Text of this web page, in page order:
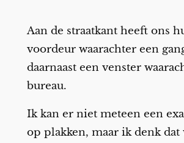
Aan de straatkant heeft ons
voordeur waarachter een
daarnaast een venster
bureau.
Ik kan er niet meteen een
op plakken, maar ik denk dat